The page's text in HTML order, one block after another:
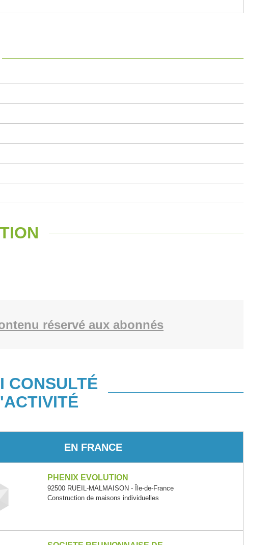
réservé aux abonnés
CONSULTÉ
EN FRANCE
PHENIX EVOLUTION
92500 RUEIL-MALMAISON - Île-de-France
Construction de maisons individuelles